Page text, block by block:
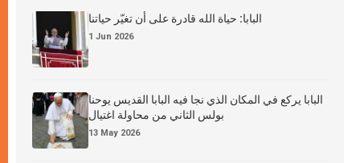
البابا: حياة الله قادرة على أن تغيّر حياتنا
1 Jun 2026
البابا يركع في المكان الذي نجا فيه البابا القديس يوحنا
بولس الثاني من محاولة اغتيال
13 May 2026